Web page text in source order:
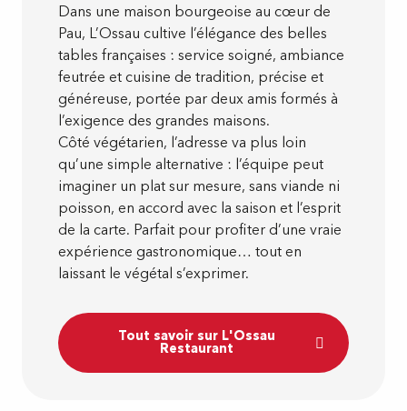
Dans une maison bourgeoise au cœur de
Pau, L’Ossau cultive l’élégance des belles
tables françaises : service soigné, ambiance
feutrée et cuisine de tradition, précise et
généreuse, portée par deux amis formés à
l’exigence des grandes maisons.
Côté végétarien, l’adresse va plus loin
qu’une simple alternative : l’équipe peut
imaginer un plat sur mesure, sans viande ni
poisson, en accord avec la saison et l’esprit
de la carte. Parfait pour profiter d’une vraie
expérience gastronomique… tout en
laissant le végétal s’exprimer.
Tout savoir sur L'Ossau
Restaurant